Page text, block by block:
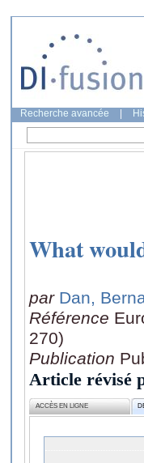
Recherche avancée
What
par Dan,
Référence
270)
Publication
Article révisé
ACCÈS EN LIGNE